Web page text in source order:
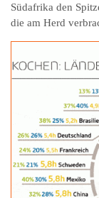
Südafrika den
die am Herd